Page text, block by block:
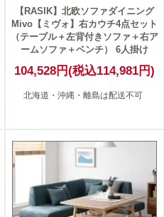
【RASIK】北欧ソファダイニング
Mivo【ミヴォ】右カウチ4点セット
（テーブル＋左背付きソファ＋右ア
ームソファ＋ベンチ） 6人掛け
104,528円(税込114,981円)
北海道・沖縄・離島は配送不可